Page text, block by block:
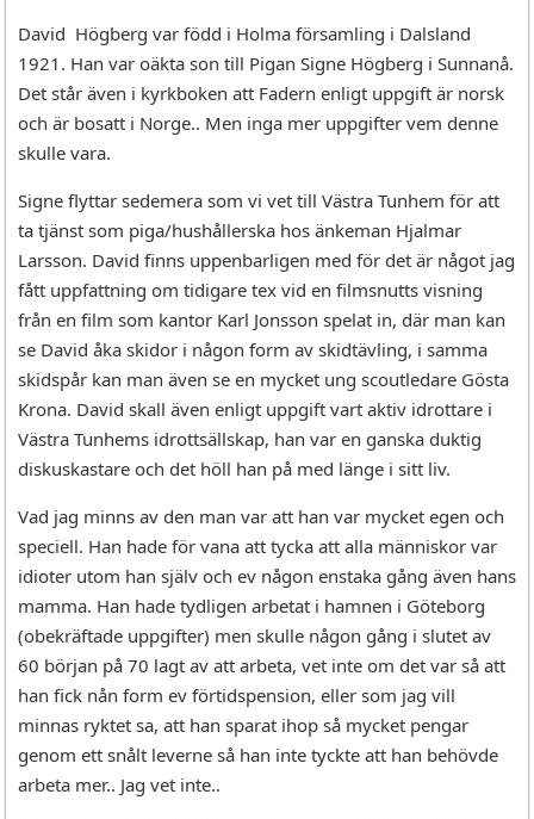
David Högberg var född i Holma församling i Dalsland
1921. Han var oäkta son till Pigan Signe Högberg i Sunnanå.
Det står även i kyrkboken att Fadern enligt uppgift är norsk
och är bosatt i Norge.. Men inga mer uppgifter vem denne
skulle vara.
Signe flyttar sedemera som vi vet till Västra Tunhem för att
ta tjänst som piga/hushållerska hos änkeman Hjalmar
Larsson. David finns uppenbarligen med för det är något jag
fått uppfattning om tidigare tex vid en filmsnutts visning
från en film som kantor Karl Jonsson spelat in, där man kan
se David åka skidor i någon form av skidtävling, i samma
skidspår kan man även se en mycket ung scoutledare Gösta
Krona. David skall även enligt uppgift vart aktiv idrottare i
Västra Tunhems idrottsällskap, han var en ganska duktig
diskuskastare och det höll han på med länge i sitt liv.
Vad jag minns av den man var att han var mycket egen och
speciell. Han hade för vana att tycka att alla människor var
idioter utom han själv och ev någon enstaka gång även hans
mamma. Han hade tydligen arbetat i hamnen i Göteborg
(obekräftade uppgifter) men skulle någon gång i slutet av
60 början på 70 lagt av att arbeta, vet inte om det var så att
han fick nån form ev förtidspension, eller som jag vill
minnas ryktet sa, att han sparat ihop så mycket pengar
genom ett snålt leverne så han inte tyckte att han behövde
arbeta mer.. Jag vet inte..